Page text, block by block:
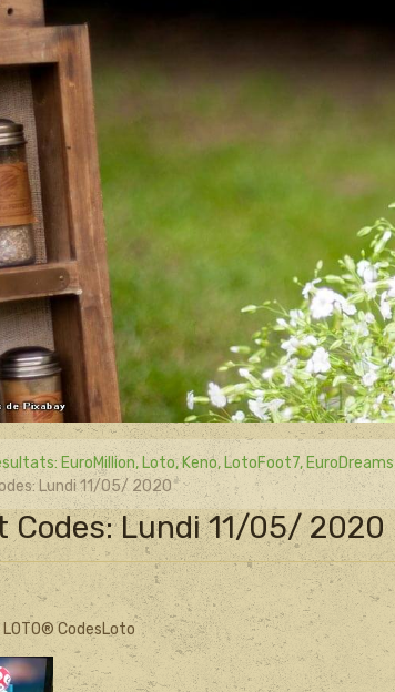
EuroMillion, Loto, Keno, LotoFoot7, EuroDreams
Lundi 11/05/ 2020
Codes: Lundi 11/05/ 2020
CodesLoto